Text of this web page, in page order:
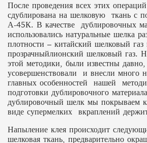
После проведения всех этих
сдублирована на шелковую ткань с
А-45К. В качестве дублировочных
использовались натуральные шелка
плотности – китайский шелковый
прозрачныйлионский шелковый газ.
этой методики, были известны
усовершенствовали и внесли много
главных особенностей нашей
подготовки дублировочного
дублировочный шелк мы покрываем
виде супермелких вкраплений
Напыление клея происходит
шелковая ткань, предварительно